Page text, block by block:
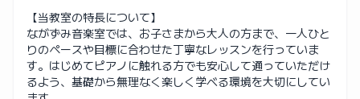
【当教室の特長について】
ながずみ音楽室では、お子さまから大人の方まで、一人ひと
りのペースや目標に合わせた丁寧なレッスンを行っていま
す。はじめてピアノに触れる方でも安心して通っていただけ
るよう、基礎から無理なく楽しく学べる環境を大切にしてい